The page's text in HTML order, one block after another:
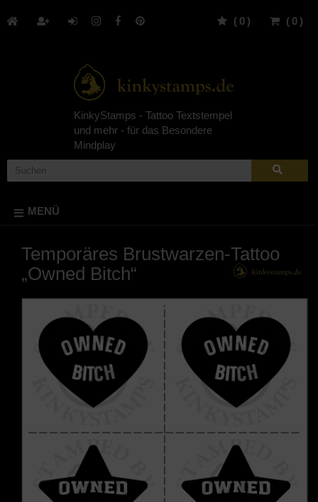
( 0 )
( 0 )
KinkyStamps - Tattoo Textstempel
und mehr - für das Besondere
Mindplay
MENÜ
Temporäres Brustwarzen-Tattoo
„Owned Bitch“